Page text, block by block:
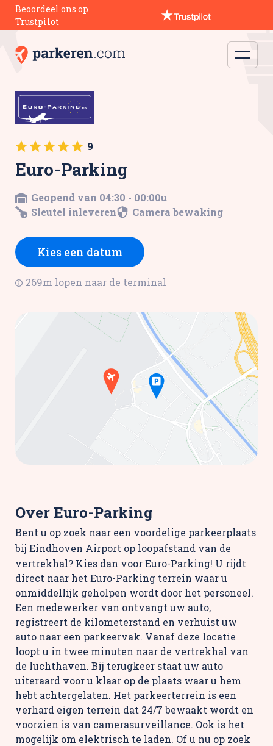
Beoordeel ons op
Trustpilot
9
Euro-Parking
Geopend van 04:30 - 00:00u
Sleutel inleveren
Camera bewaking
Kies een datum
269m lopen naar de terminal
Over Euro-Parking
Bent u op zoek naar een voordelige parkeerplaats
bij Eindhoven Airport op loopafstand van de
vertrekhal? Kies dan voor Euro-Parking! U rijdt
direct naar het Euro-Parking terrein waar u
onmiddellijk geholpen wordt door het personeel.
Een medewerker van ontvangt uw auto,
registreert de kilometerstand en verhuist uw
auto naar een parkeervak. Vanaf deze locatie
loopt u in twee minuten naar de vertrekhal van
de luchthaven. Bij terugkeer staat uw auto
uiteraard voor u klaar op de plaats waar u hem
hebt achtergelaten. Het parkeerterrein is een
verhard eigen terrein dat 24/7 bewaakt wordt en
voorzien is van camerasurveillance. Ook is het
mogelijk om elektrisch te laden. Of u nu op zoek